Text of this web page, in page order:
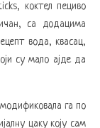
са додацима
вода, квасац,
су мало ајде да
га по
цаку коју сам